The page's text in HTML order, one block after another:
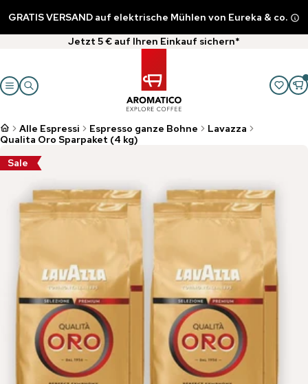
GRATIS VERSAND auf elektrische Mühlen von Eureka & co.
Jetzt 5 € auf Ihren Einkauf sichern*
Alle Espressi Espresso ganze Bohne
Lavazza
Qualita Oro Sparpaket (4 kg)
Sale